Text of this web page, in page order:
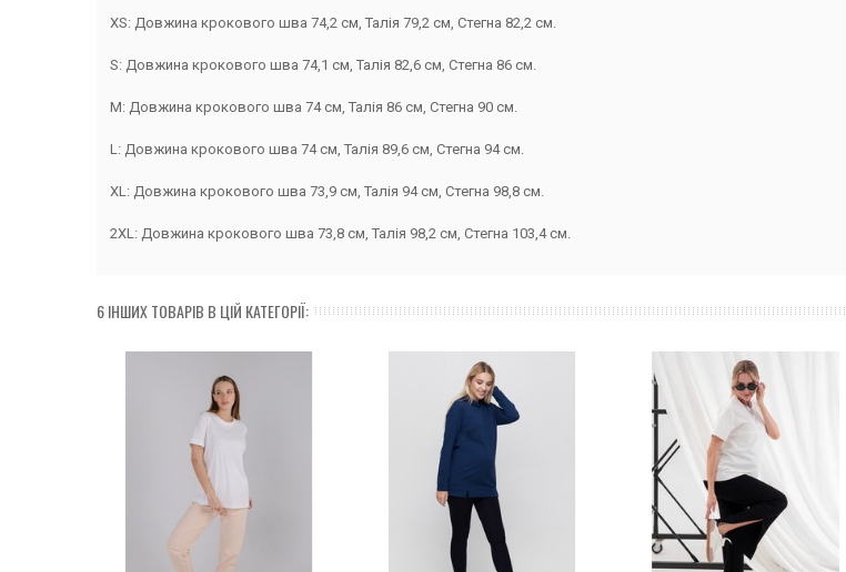
ХS: Довжина крокового шва 74,2 см, Талія 79,2 см, Стегна 82,2 см.
S: Довжина крокового шва 74,1 см, Талія 82,6 см, Стегна 86 см.
M: Довжина крокового шва 74 см, Талія 86 см, Стегна 90 см.
L: Довжина крокового шва 74 см, Талія 89,6 см, Стегна 94 см.
XL: Довжина крокового шва 73,9 см, Талія 94 см, Стегна 98,8 см.
2XL: Довжина крокового шва 73,8 см, Талія 98,2 см, Стегна 103,4 см.
6 ІНШИХ ТОВАРІВ В ЦІЙ КАТЕГОРІЇ: